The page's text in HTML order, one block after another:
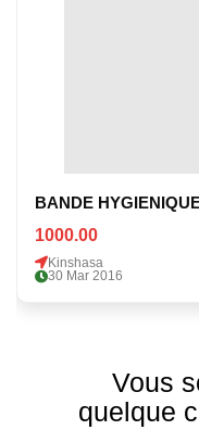
BANDE
1000.00
Kinshasa
30 Mar 2016
Vous
quelque